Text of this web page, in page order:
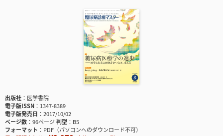
出版社
医学書院
電子版ISSN
1347-8389
電子版発売日
2017/10/02
ページ数
96ページ判型
B5
フォーマット
PDF（パソコンへのダウンロード不可）